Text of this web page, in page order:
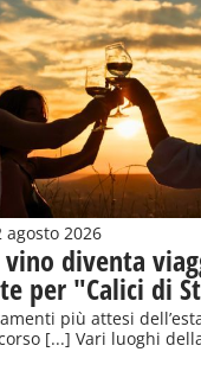
agosto 2026
vino diventa
per "Calici di
più attesi
[...] Vari luoghi